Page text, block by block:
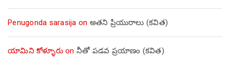
Penugonda sarasija on అతని ప్రియురాలు (కవిత)
యామిని కోళ్ళూరుon నీతో పడవ ప్రయాణం (కవిత)